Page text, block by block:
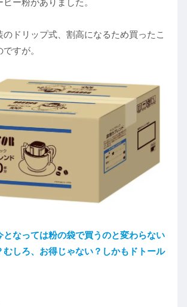
のドリップ式、割高になるため買ったこ
すが。
となっては粉の袋で買うのと変わらない
むしろ、お得じゃない？しかもドトール